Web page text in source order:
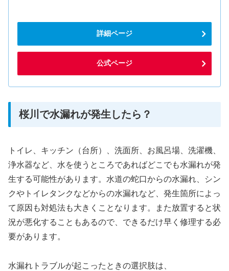
詳細ページ
公式ページ
桜川で水漏れが発生したら？
トイレ、キッチン（台所）、洗面所、お風呂場、洗濯機、
浄水器など、水を使うところであればどこでも水漏れが発
生する可能性があります。水道の蛇口からの水漏れ、シン
クやトイレタンクなどからの水漏れなど、発生箇所によっ
て原因も対処法も大きくことなります。また放置すると状
況が悪化することもあるので、できるだけ早く修理する必
要があります。
水漏れトラブルが起こったときの選択肢は、